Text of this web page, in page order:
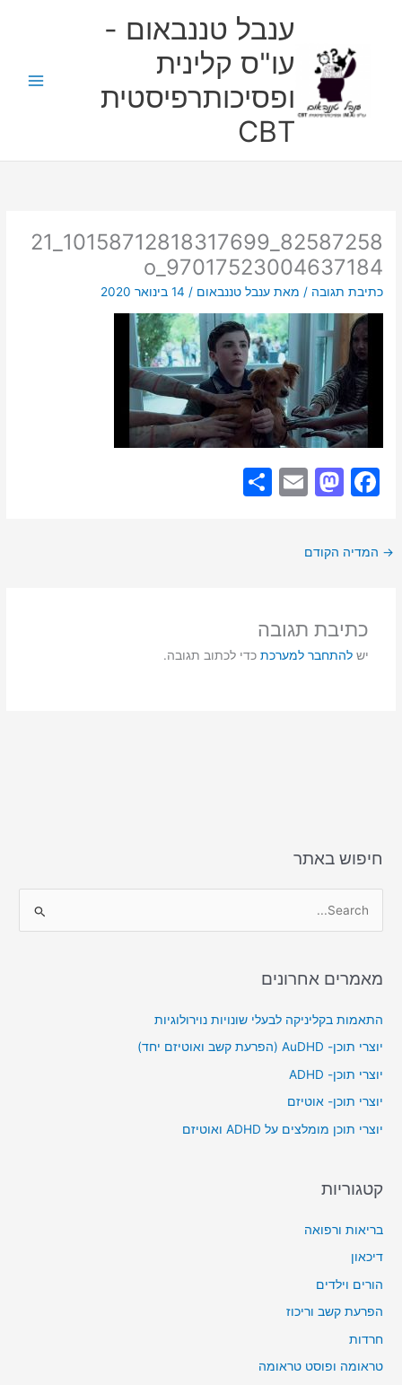
ענבל טננבאום -
עו"ס קלינית
ופסיכותרפיסטית
CBT
82587258_10158712818317699_21
97017523004637184_o
כתיבת תגובה / מאתענבל טננבאום/ 14 בינואר 2020
F
e
o
o
M
o
o
n
E
→ המדיה הקודם
כתיבת תגובה
יש להתחבר למערכתכדי לכתוב תגובה.
חיפוש באתר
r
o
r
:
מאמרים אחרונים
התאמות בקליניקה לבעלי שונויות נוירולוגיות
יוצרי תוכן- AuDHD (הפרעת קשב ואוטיזם יחד)
יוצרי תוכן- ADHD
יוצרי תוכן- אוטיזם
יוצרי תוכן מומלצים על ADHD ואוטיזם
קטגוריות
בריאות ורפואה
דיכאון
הורים וילדים
הפרעת קשב וריכוז
חרדות
טראומה ופוסט טראומה